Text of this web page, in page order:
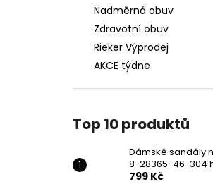
Nadměrná obuv
Zdravotní obuv
Rieker Výprodej
AKCE týdne
Top 10 produktů
Dámské sandály
8-28365-46-304
799 Kč